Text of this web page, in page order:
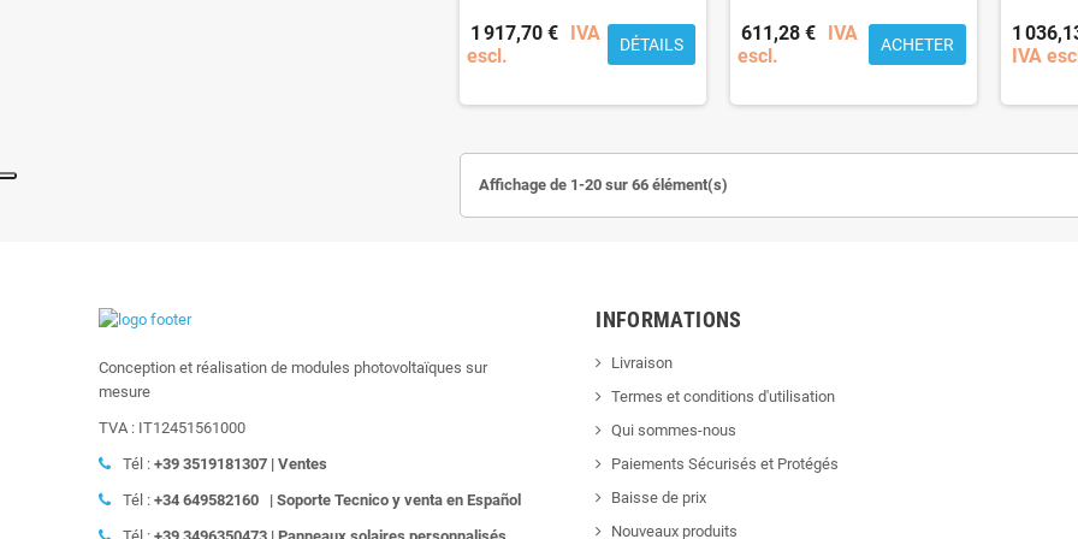
1 917,70 € IVA
escl.
DÉTAILS 611,28 € IVA
escl.
ACHETER
1
IVA
Affichage de 1-20 sur 66 élément(s)
Conception et réalisation de modules photovoltaïques sur
mesure
TVA : IT12451561000
Tél : +39 3519181307 | Ventes
Tél : +34 649582160 | Soporte Tecnico y venta en Español
INFORMATIONS
Livraison
Termes et conditions d'utilisation
Qui sommes-nous
Paiements Sécurisés et Protégés
Baisse de prix
Nouveaux produits